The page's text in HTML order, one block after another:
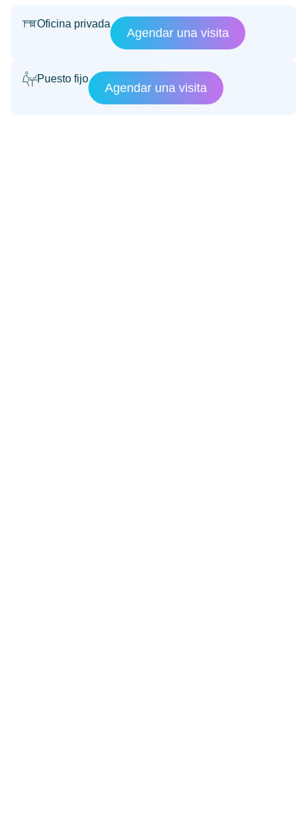
Oficina privada
Agendar una visita
Puesto fijo
Agendar una visita